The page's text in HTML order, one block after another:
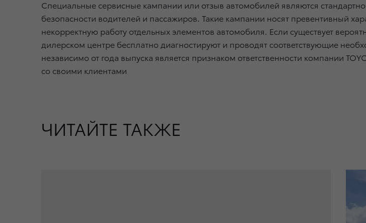
Специальные сервисные кампании или отзыв автомобилей являются
безопасности водителей и пассажиров. Такие кампании носят превентивный
некорректную работу отдельных элементов автомобиля. Если существует
дилерском центре бесплатно диагностируют и проводят соответствующие
независимо от года выпуска является признаком ответственности компании
со своими клиентами
ЧИТАЙТЕ ТАКЖЕ